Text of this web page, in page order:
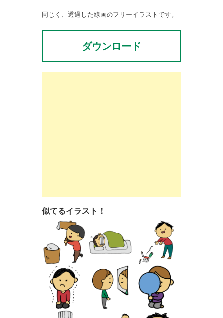
同じく、透過した線画のフリーイラストです。
ダウンロード
似てるイラスト！